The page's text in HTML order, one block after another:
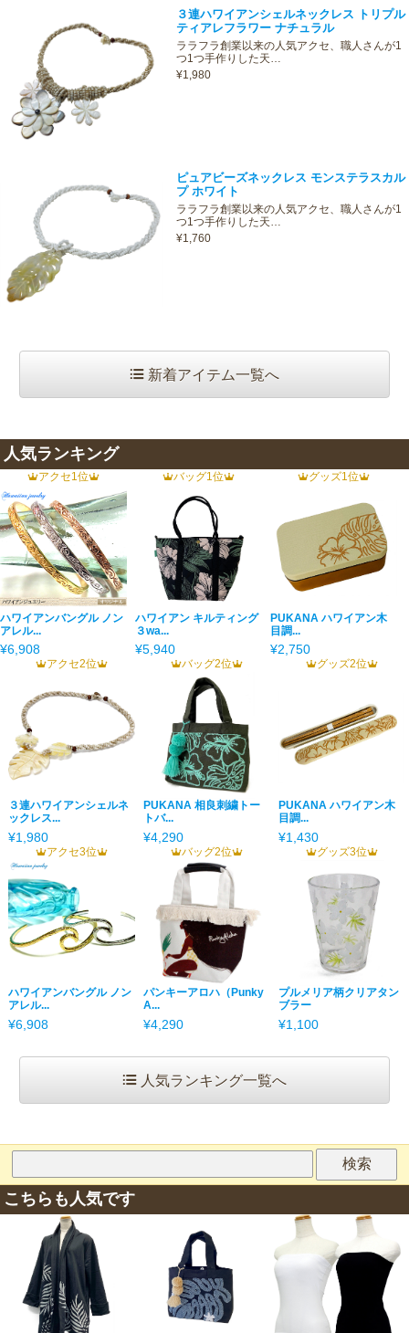
３連ハワイアンシェルネックレス トリプル
ティアレフラワー ナチュラル
ララフラ創業以来の人気アクセ、職人さんが1
つ1つ手作りした天…
¥1,980
ピュアビーズネックレス モンステラスカル
プ ホワイト
ララフラ創業以来の人気アクセ、職人さんが1
つ1つ手作りした天…
¥1,760
新着アイテム一覧へ
人気ランキング
アクセ1位
ハワイアンバングル ノン
アレル...
¥6,908
バッグ1位
ハワイアン キルティング
３wa...
¥5,940
グッズ1位
PUKANA ハワイアン木
目調...
¥2,750
アクセ2位
３連ハワイアンシェルネ
ックレス...
¥1,980
バッグ2位
PUKANA 相良刺繍トー
トバ...
¥4,290
グッズ2位
PUKANA ハワイアン木
目調...
¥1,430
アクセ3位
ハワイアンバングル ノン
アレル...
¥6,908
バッグ2位
パンキーアロハ（Punky
A...
¥4,290
グッズ3位
プルメリア柄クリアタン
ブラー
¥1,100
人気ランキング一覧へ
こちらも人気です